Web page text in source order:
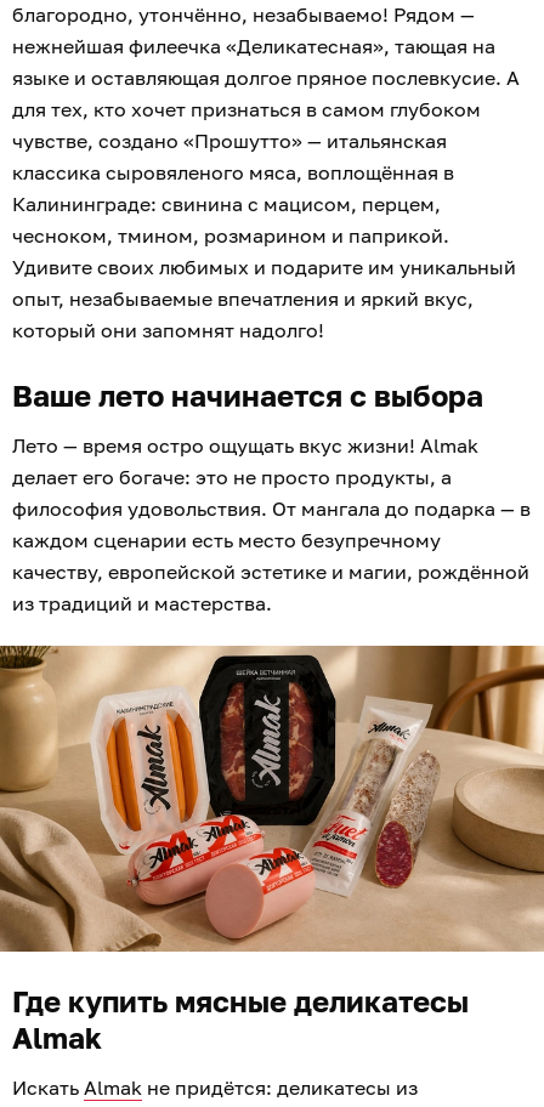
благородно, утончённо, незабываемо! Рядом —
нежнейшая филеечка «Деликатесная», тающая на
языке и оставляющая долгое пряное послевкусие. А
для тех, кто хочет признаться в самом глубоком
чувстве, создано «Прошутто» — итальянская
классика сыровяленого мяса, воплощённая в
Калининграде: свинина с мацисом, перцем,
чесноком, тмином, розмарином и паприкой.
Удивите своих любимых и подарите им уникальный
опыт, незабываемые впечатления и яркий вкус,
который они запомнят надолго!
Ваше лето начинается с выбора
Лето — время остро ощущать вкус жизни! Almak
делает его богаче: это не просто продукты, а
философия удовольствия. От мангала до подарка — в
каждом сценарии есть место безупречному
качеству, европейской эстетике и магии, рождённой
из традиций и мастерства.
Где купить мясные деликатесы
Almak
Искать Almak не придётся: деликатесы из